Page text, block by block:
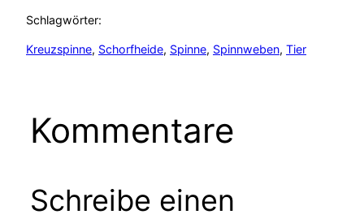
Schlagwörter:
Kreuzspinne, Schorfheide, Spinne, Spinnweben, Tier
Kommentare
Schreibe einen